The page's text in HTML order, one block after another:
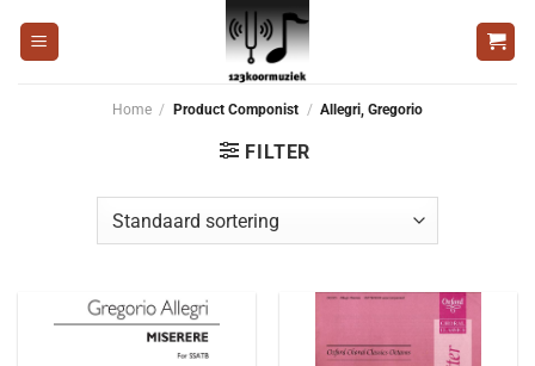
naar
Home / Product Componist / Allegri, Gregorio
FILTER